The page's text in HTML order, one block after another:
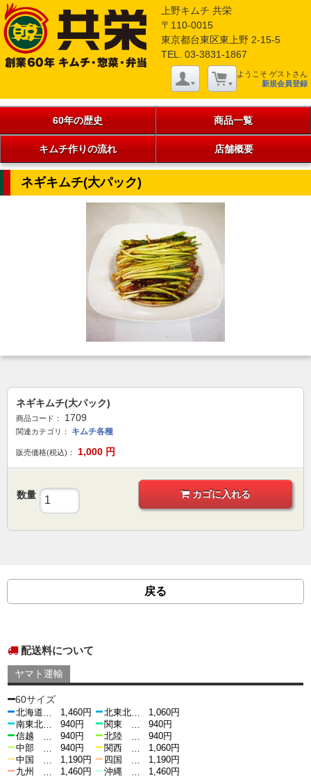
上野キムチ 共栄
〒110-0015
東京都台東区東上野 2-15-5
TEL. 03-3831-1867
ようこそ ゲストさん
新規会員登録
60年の歴史 商品一覧
キムチ作りの流れ 店舗概要
ネギキムチ(大パック)
ネギキムチ(大パック)
商品コード： 1709
関連カテゴリ： キムチ各種
販売価格(税込)： 1,000 円
数量 カゴに入れる
戻る
配送料について
ヤマト運輸
60サイズ
北海道… 1,460円 北東北…
1,060円
南東北… 940円 関東 …
940円
信越
… 940円 北陸 …
940円
中部
… 940円 関西 …
1,060円
中国
… 1,190円 四国 …
1,190円
九州
… 1,460円 沖縄 … 1,460円